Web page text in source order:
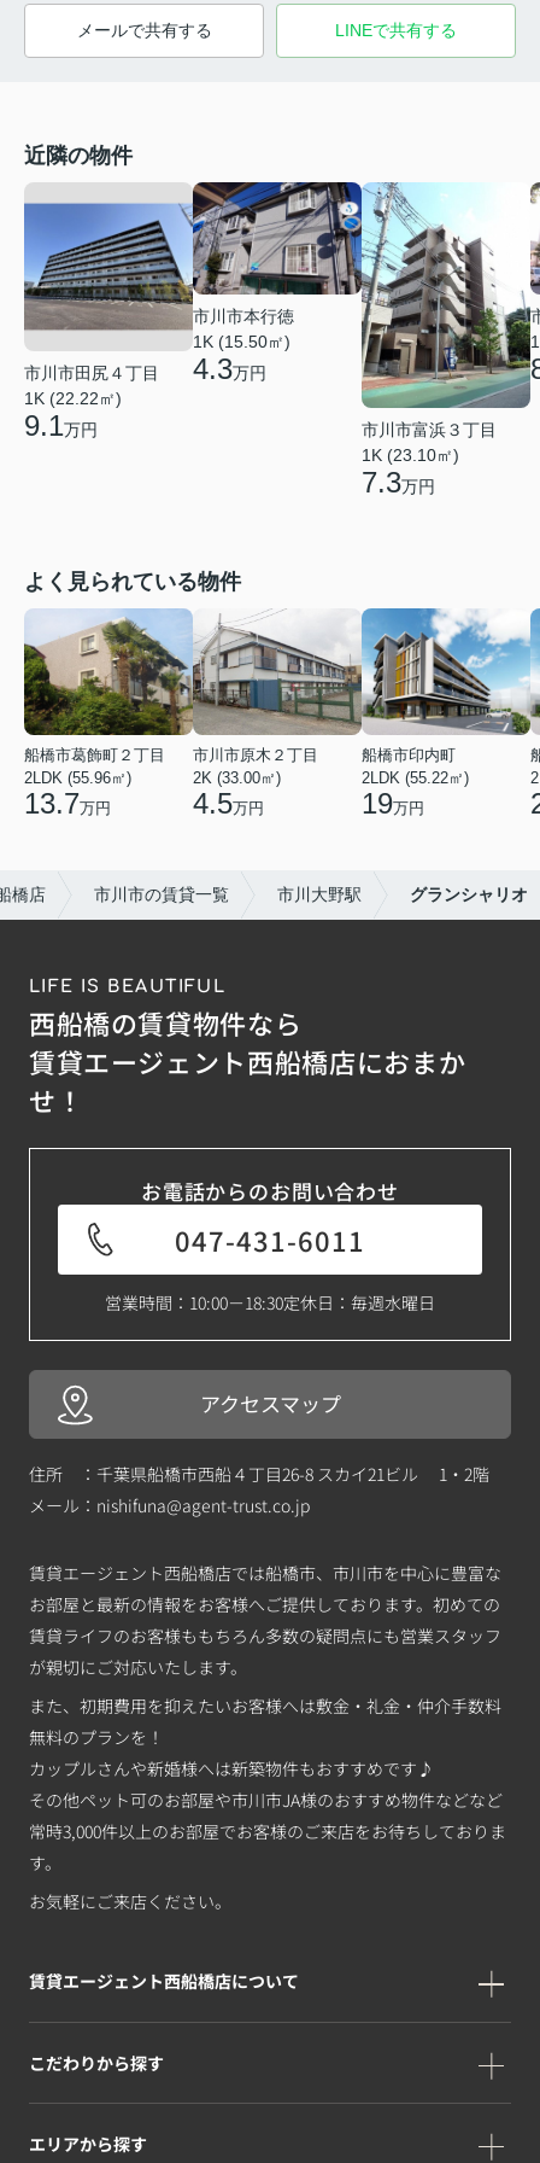
メールで共有する LINEで共有する
近隣の物件
市川市田尻４丁目
1K (22.22㎡)
9.1万円
市川市本行徳
1K (15.50㎡)
4.3万円
市川市富浜３丁目
1K (23.10㎡)
7.3万円
よく見られている物件
船橋市葛飾町２丁目
2LDK (55.96㎡)
13.7万円
市川市原木２丁目
2K (33.00㎡)
4.5万円
船橋市印内町
2LDK (55.22㎡)
19万円
橋店 市川市の賃貸一覧 市川大野駅 グランシャリオ
LIFE IS BEAUTIFUL
西船橋の賃貸物件なら
賃貸エージェント西船橋店におまか
せ！
お電話からのお問い合わせ
047-431-6011
営業時間：10:00－18:30定休日：毎週水曜日
アクセスマップ
住所 ：千葉県船橋市西船４丁目26-8 スカイ21ビル 1・2階
メール： nishifuna@agent-trust.co.jp
賃貸エージェント西船橋店では船橋市、市川市を中心に豊富な
お部屋と最新の情報をお客様へご提供しております。初めての
賃貸ライフのお客様ももちろん多数の疑問点にも営業スタッフ
が親切にご対応いたします。
また、初期費用を抑えたいお客様へは敷金・礼金・仲介手数料
無料のプランを！
カップルさんや新婚様へは新築物件もおすすめです♪
その他ペット可のお部屋や市川市JA様のおすすめ物件などなど
常時3,000件以上のお部屋でお客様のご来店をお待ちしておりま
す。
お気軽にご来店ください。
賃貸エージェント西船橋店について
こだわりから探す
エリアから探す